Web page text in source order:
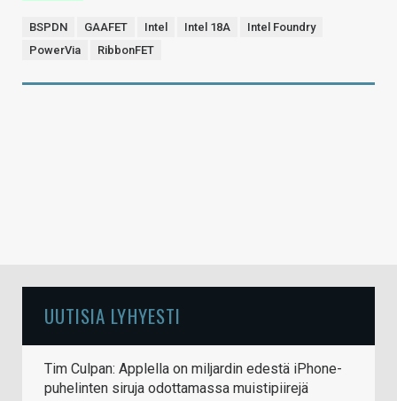
BSPDN GAAFET Intel Intel 18A
Intel Foundry
PowerVia
RibbonFET
UUTISIA LYHYESTI
Tim Culpan: Applella on miljardin edestä iPhone-
puhelinten siruja odottamassa muistipiirejä